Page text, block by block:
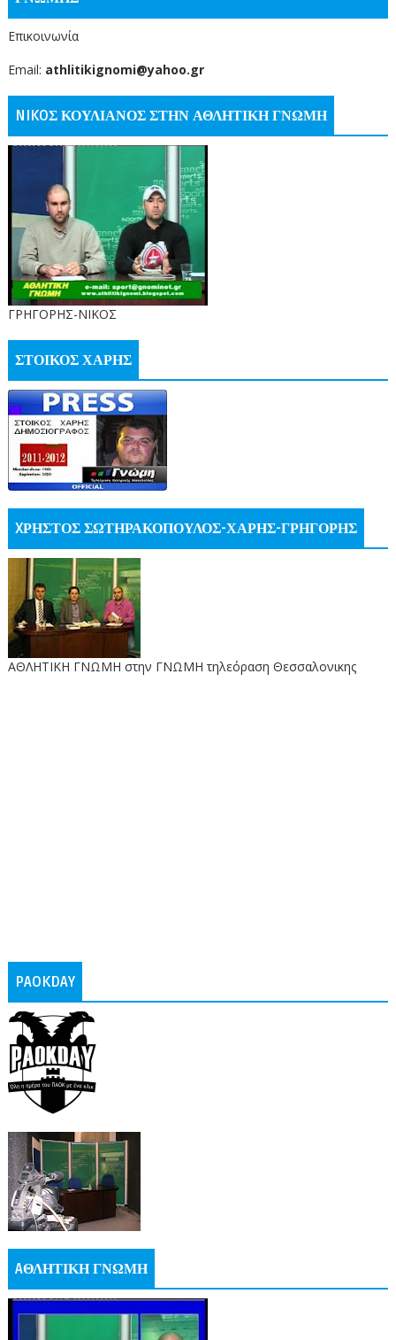
Επικοινωνία
Email: athlitikignomi@yahoo.gr
NIKOΣ ΚΟΥΛΙΑΝΟΣ ΣΤΗΝ ΑΘΛΗΤΙΚΗ ΓΝΩΜΗ
ΓΡΗΓΟΡΗΣ-ΝΙΚΟΣ
ΣΤΟΙΚΟΣ ΧΑΡΗΣ
XΡΗΣΤΟΣ ΣΩΤΗΡΑΚΟΠΟΥΛΟΣ-ΧΑΡΗΣ-ΓΡΗΓΟΡΗΣ
ΑΘΛΗΤΙΚΗ ΓΝΩΜΗ στην ΓΝΩΜΗ τηλεόραση Θεσσαλονικης
PAOKDAY
AΘΛΗΤΙΚΗ ΓΝΩΜΗ